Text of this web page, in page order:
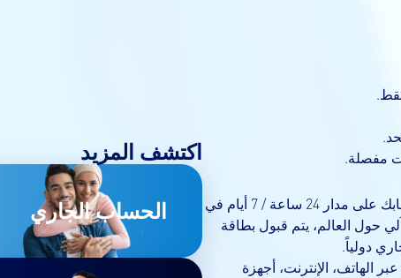
مفصلة.
بطاقة صراف آلي مجانية تتيح لك الوصول إلى حسابك على مدار 24 ساعة / 7 أيام في
جهاز صراف آلي حول العالم، يتم قبول بطاقة
الهاتف، الإنترنت، أجهزة
اكتشف المزيد
الحساب الجاري